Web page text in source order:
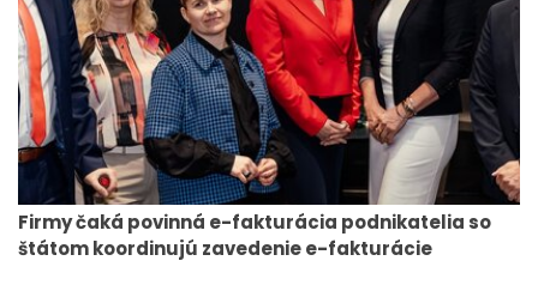
Firmy čaká povinná e-fakturácia podnikatelia so
štátom koordinujú zavedenie e-fakturácie